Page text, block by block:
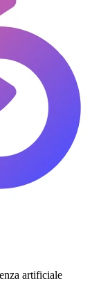
artificiale